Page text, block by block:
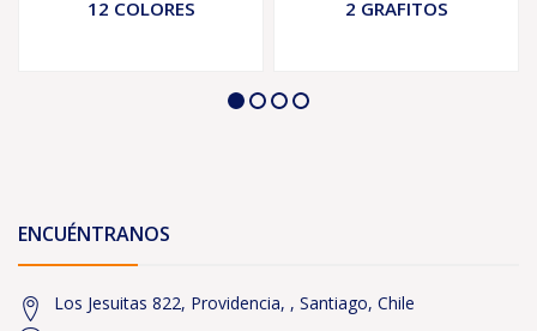
12 COLORES
2 GRAFITOS
ENCUÉNTRANOS
Los Jesuitas 822, Providencia, , Santiago, Chile